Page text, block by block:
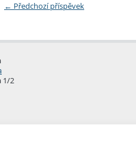
← Předchozí příspěvek
1/2